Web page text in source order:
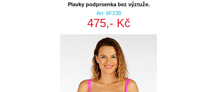
Plavky podprsenka bez výztuže.
Art: 6F238
475,- Kč